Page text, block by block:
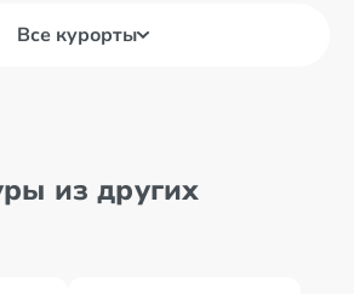
Все курорты
Дуррес
из других